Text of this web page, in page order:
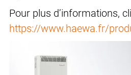
Pour plus d’informations,
https://www.haewa.fr/